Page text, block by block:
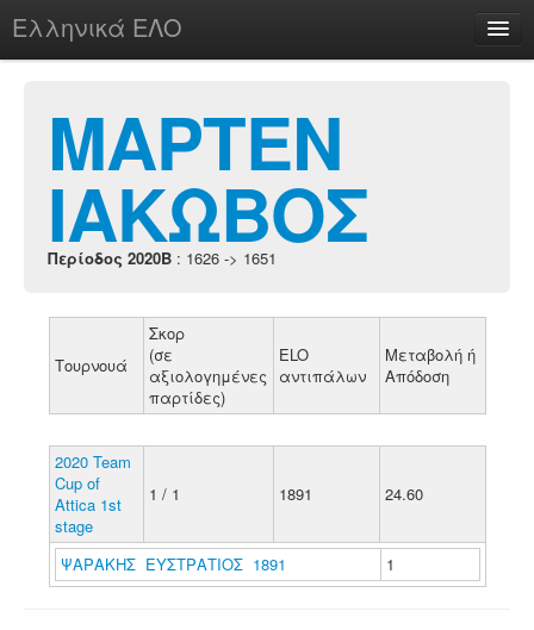
Ελληνικά ΕΛΟ
chesstu.be @ discord
Login
ΜΑΡΤΕΝ
ΙΑΚΩΒΟΣ
Περίοδος 2020B : 1626 -> 1651
Τουρνουά
Σκορ
(σε
αξιολογημένες
παρτίδες)
ELO
αντιπάλων
Μεταβολή ή
Απόδοση
2020 Team
Cup of
Attica 1st
stage
1 / 1 1891 24.60
ΨΑΡΑΚΗΣ ΕΥΣΤΡΑΤΙΟΣ 1891 1